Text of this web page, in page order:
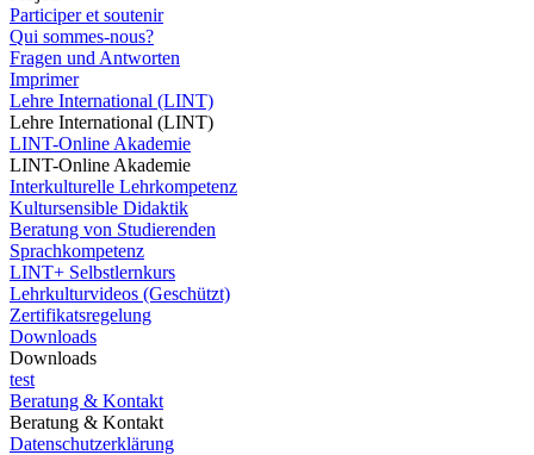
Participer et soutenir
Qui sommes-nous?
Fragen und Antworten
Imprimer
Lehre International (LINT)
Lehre International (LINT)
LINT-Online Akademie
LINT-Online Akademie
Interkulturelle Lehrkompetenz
Kultursensible Didaktik
Beratung von Studierenden
Sprachkompetenz
LINT+ Selbstlernkurs
Lehrkulturvideos (Geschützt)
Zertifikatsregelung
Downloads
Downloads
test
Beratung & Kontakt
Beratung & Kontakt
Datenschutzerklärung